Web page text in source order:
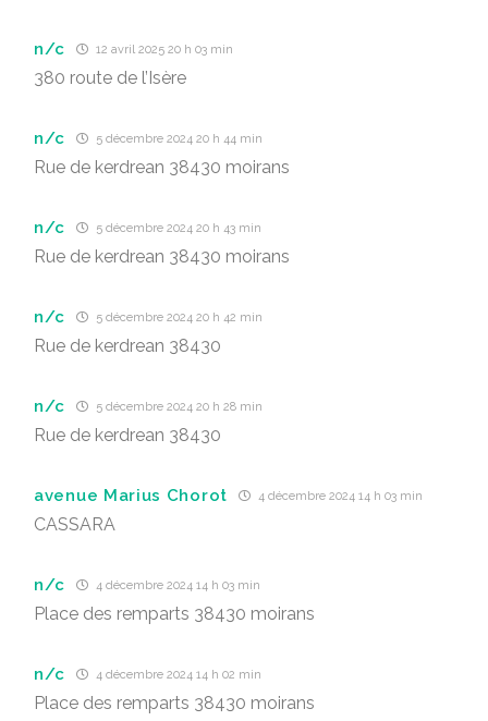
n/c 12 avril 2025 20 h 03 min
380 route de l’Isère
n/c 5 décembre 2024 20 h 44 min
Rue de kerdrean 38430 moirans
n/c 5 décembre 2024 20 h 43 min
Rue de kerdrean 38430 moirans
n/c 5 décembre 2024 20 h 42 min
Rue de kerdrean 38430
n/c 5 décembre 2024 20 h 28 min
Rue de kerdrean 38430
avenue Marius Chorot 4 décembre 2024 14 h 03 min
CASSARA
n/c 4 décembre 2024 14 h 03 min
Place des remparts 38430 moirans
n/c 4 décembre 2024 14 h 02 min
Place des remparts 38430 moirans